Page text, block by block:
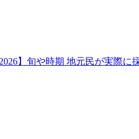
】旬や時期 地元民が実際に